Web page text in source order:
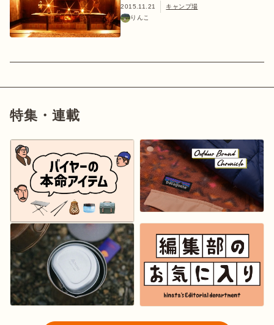
2015.11.21
キャンプ場
りんこ
特集・連載